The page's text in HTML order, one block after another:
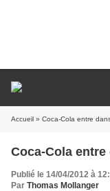
Accueil » Coca-Cola entre
Coca-Cola
Publié le 14/04/2012 à
Par Thomas Mollanger